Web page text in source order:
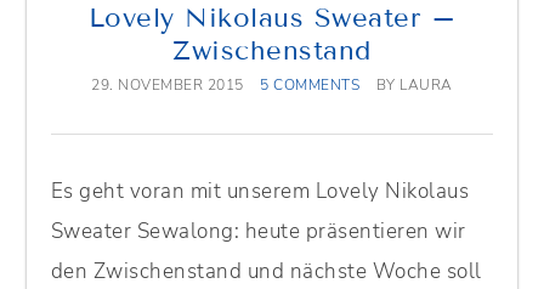
Lovely Nikolaus Sweater –
Zwischenstand
29. NOVEMBER 2015 5 COMMENTS BY LAURA
Es geht voran mit unserem Lovely Nikolaus
Sweater Sewalong: heute präsentieren wir
den Zwischenstand und nächste Woche soll